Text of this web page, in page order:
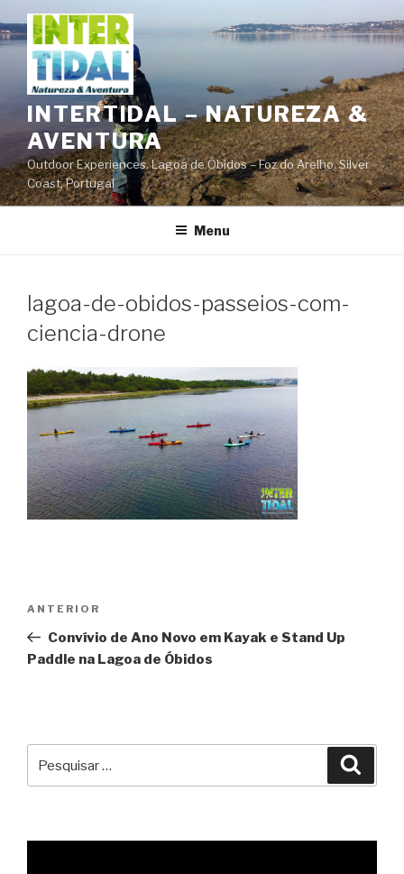
Saltar
para
conteúdo
INTERTIDAL – NATUREZA &
AVENTURA
Outdoor Experiences. Lagoa de Óbidos – Foz do Arelho. Silver
Coast, Portugal
Menu
lagoa-de-obidos-passeios-com-
ciencia-drone
artigos
Conteúdo
anterior
ANTERIOR
Convívio de Ano Novo em Kayak e Stand Up
Paddle na Lagoa de Óbidos
por: